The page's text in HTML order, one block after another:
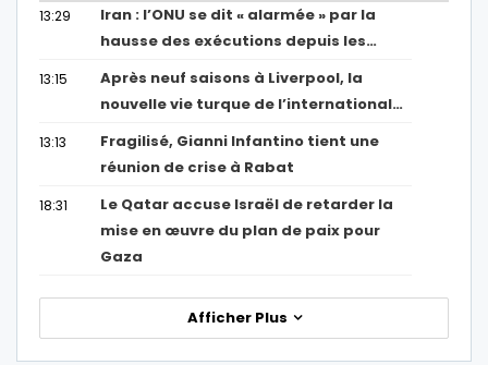
13:29
Iran : l’ONU se dit « alarmée » par la
hausse des exécutions depuis les…
13:15
Après neuf saisons à Liverpool, la
nouvelle vie turque de l’international…
13:13
Fragilisé, Gianni Infantino tient une
réunion de crise à Rabat
18:31
Le Qatar accuse Israël de retarder la
mise en œuvre du plan de paix pour
Gaza
Afficher Plus